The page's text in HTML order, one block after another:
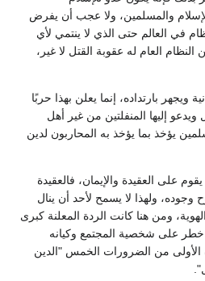
والمسلمين، ولا عجب أن يفرض
في العالم حتى الذي لا ينتمي لأي
العام له عقوبة القتل لا غير،
ويجهر بارتداده، إنما يعلن بهذا حربًا
ويدعو إليها المنفلتين من غير أهل
يؤخذ بما يؤخذ به المحاربون لدين
على العقيدة والإيمان، فالعقيدة
ولهذا لا يسمح لأحد أن ينال
ومن هنا كانت الردة المعلنة كبرى
خطر على شخصية المجتمع وكيانه
من الضرورات الخمس "الدين